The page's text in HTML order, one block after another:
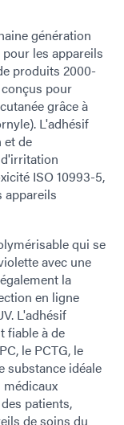
génération
les appareils
produits 2000-
pour
grâce à
L'adhésif
et de
ISO 10993-5,
appareils
qui se
avec une
la
en ligne
L'adhésif
fiable à de
le PCTG, le
substance idéale
patients,
de soins du